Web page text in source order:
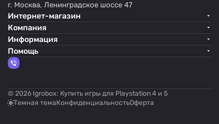
г. Москва, Ленинградское шоссе 47
Интернет-магазин
Компания
Информация
Помощь
© 2026 Igrobox: Купить игры для Playstation 4 и 5
Темная темаКонфиденциальностьОферта